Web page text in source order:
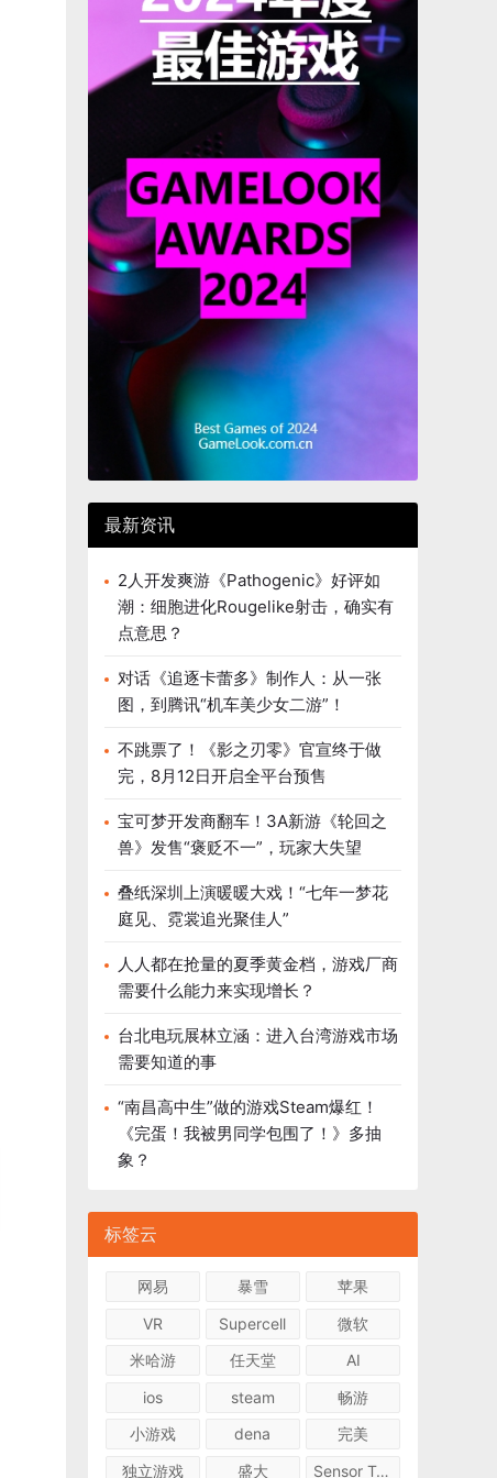
最新资讯
2人开发爽游《Pathogenic》好评如
潮：细胞进化Rougelike射击，确实有
点意思？
对话《追逐卡蕾多》制作人：从一张
图，到腾讯“机车美少女二游”！
不跳票了！《影之刃零》官宣终于做
完，8月12日开启全平台预售
宝可梦开发商翻车！3A新游《轮回之
兽》发售“褒贬不一”，玩家大失望
叠纸深圳上演暖暖大戏！“七年一梦花
庭见、霓裳追光聚佳人”
人人都在抢量的夏季黄金档，游戏厂商
需要什么能力来实现增长？
台北电玩展林立涵：进入台湾游戏市场
需要知道的事
“南昌高中生”做的游戏Steam爆红！
《完蛋！我被男同学包围了！》多抽
象？
标签云
网易 暴雪
苹果
VR
Supercell
微软
米哈游
任天堂
AI
ios
steam
畅游
小游戏
dena
完美
独立游戏
盛大 Sensor Tower